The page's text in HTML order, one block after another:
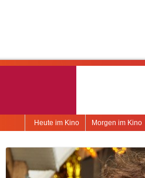
Morgen im Kino
Heute im Kino